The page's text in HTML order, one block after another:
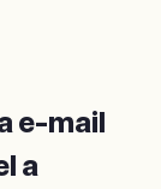
e-mail
a